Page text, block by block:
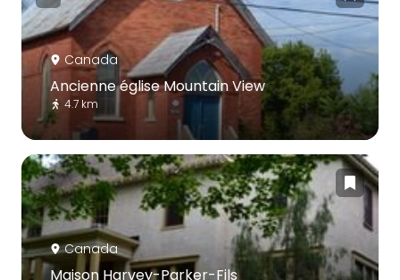
Canada
Ancienne église Mountain View
4.7 km
Canada
Maison Harvey-Parker-Fils